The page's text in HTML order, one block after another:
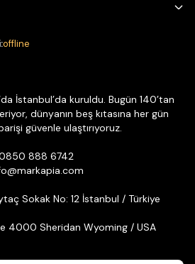
offline
İstanbul’da kuruldu. Bugün 140’tan
dünyanın beş kıtasına her gün
güvenle ulaştırıyoruz.
888 6742
Sokak No: 12 İstanbul / Türkiye
4000 Sheridan Wyoming / USA